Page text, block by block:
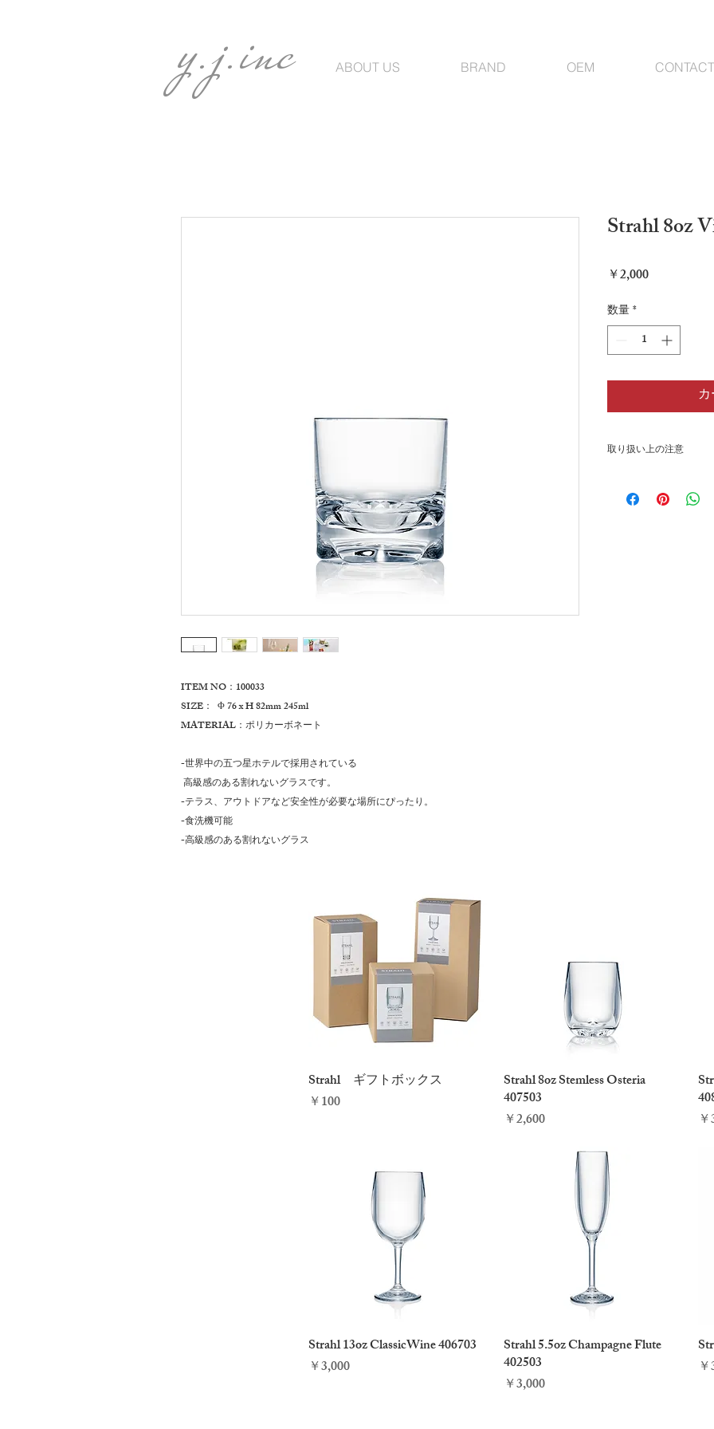
ITEM NO：100033
SIZE： Φ 76 x H 82mm 245ml
MATERIAL：ポリカーボネート
-世界中の五つ星ホテルで採用されている
高級感のある割れないグラスです。
-テラス、アウトドアなど安全性が必要な場所にぴったり。
-食洗機可能
-高級感のある割れないグラス
Strahl 8oz
￥2,000価
数量*
取り扱い上の注意
・金属たわし、研
クイックビュー
Strahl ギフトボックス
価格
￥100
クイックビュー
Strahl 8oz Stemless Osteria
407503
価格
￥2,600
クイックビュー
Strahl 13oz ClassicWine 406703
価格
￥3,000
クイックビュー
Strahl 5.5oz Champagne Flute
402503
価格
￥3,000
ABOUT US BRAND OEM
y.j.inc